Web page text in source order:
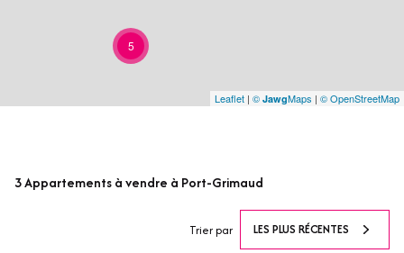
5
Leaflet | © JawgMaps | © OpenStreetMap
3Appartements à vendre à Port-Grimaud
Trier par LES PLUS RÉCENTES